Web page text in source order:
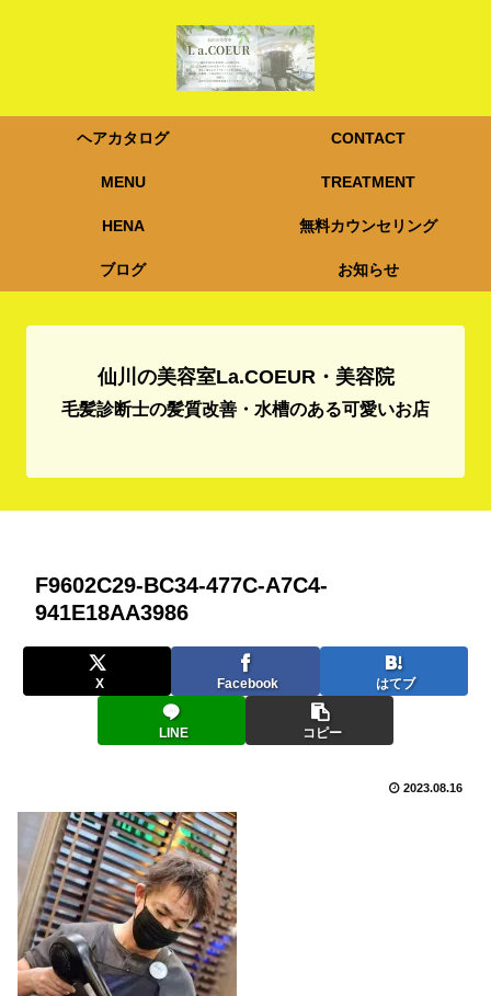
ヘアカタログ CONTACT
MENU TREATMENT
HENA 無料カウンセリング
ブログ お知らせ
仙川の美容室La.COEUR・美容院
毛髪診断士の髪質改善・水槽のある可愛いお店
F9602C29-BC34-477C-A7C4-
941E18AA3986
X Facebook はてブ
LINE コピー
2023.08.16